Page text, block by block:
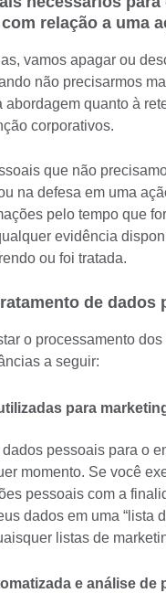
relação a uma
vamos apagar ou
não precisarmos
quanto à
corporativos.
que não
na defesa em uma
pelo tempo que
evidência
ou foi tratada.
de dados
o processamento
a seguir:
para
pessoais para o
momento. Se você
pessoais com a
dados em uma “lista
listas de
e análise de